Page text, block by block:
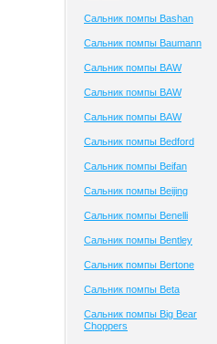
Сальник помпы Bashan
Сальник помпы Baumann
Сальник помпы BAW
Сальник помпы BAW
Сальник помпы BAW
Сальник помпы Bedford
Сальник помпы Beifan
Сальник помпы Beijing
Сальник помпы Benelli
Сальник помпы Bentley
Сальник помпы Bertone
Сальник помпы Beta
Сальник помпы Big Bear
Choppers